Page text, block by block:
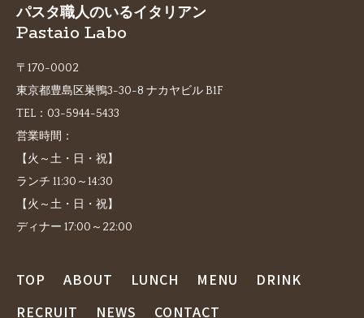
パスタ職人のいるイタリアン
Pastaio Labo
〒170-0002
東京都豊島区巣鴨3-30-8 ナカヤビル B1F
TEL： 03-5944-5433
営業時間：
【火～土・日・祝】
ランチ 11:30～14:30
【火～土・日・祝】
ディナー 17:00～22:00
TOP ABOUT LUNCH MENU
DRINK
RECRUIT
NEWS CONTACT